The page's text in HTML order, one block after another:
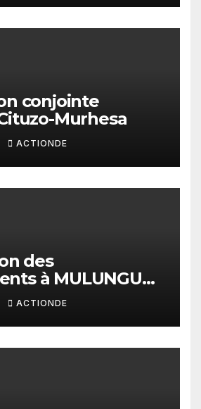
conjointe
Murhesa
ACTIONDE
des
à MULUNGU
ACTIONDE